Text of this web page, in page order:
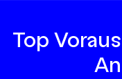
Top